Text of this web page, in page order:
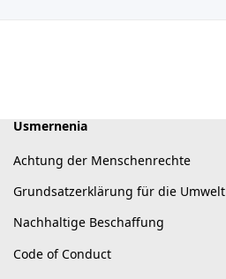
Usmernenia
Achtung der Menschenrechte
Grundsatzerklärung für die Umwelt
Nachhaltige Beschaffung
Code of Conduct